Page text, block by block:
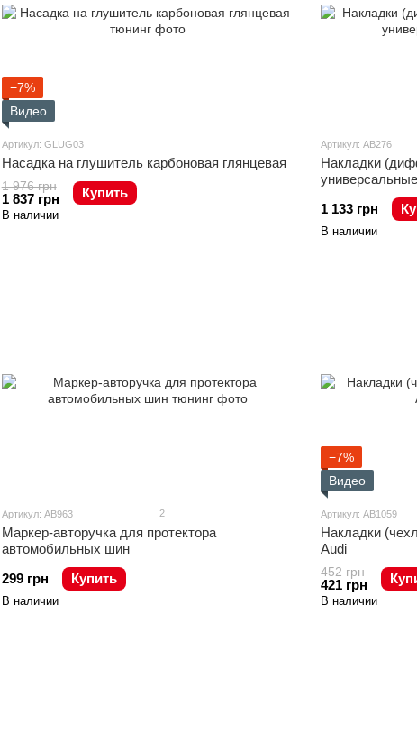
−7%
Видео
Артикул: GLUG03
Насадка на глушитель карбоновая глянцевая
1 976 грн
1 837 грн Купить
В наличии
Артикул: AB276
Накладки
универсальные
1 133 грн
В наличии
Артикул: AB963 2
Маркер-авторучка для протектора
автомобильных шин
299 грн
Купить
В наличии
−7%
Видео
Артикул: AB1059
Накладки
Audi
452 грн
421 грн
В наличии